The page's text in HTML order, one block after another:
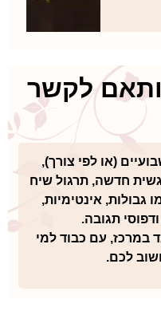
לקשר
לפי צורך),
תרגול שיח
אינטימיות,
עם כבוד למי